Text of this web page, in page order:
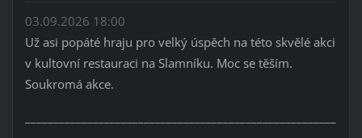
03.09.2026 18:00
Už asi popáté hraju pro velký úspěch na této skvělé akci
v kultovní restauraci na Slamníku. Moc se těším.
Soukromá akce.